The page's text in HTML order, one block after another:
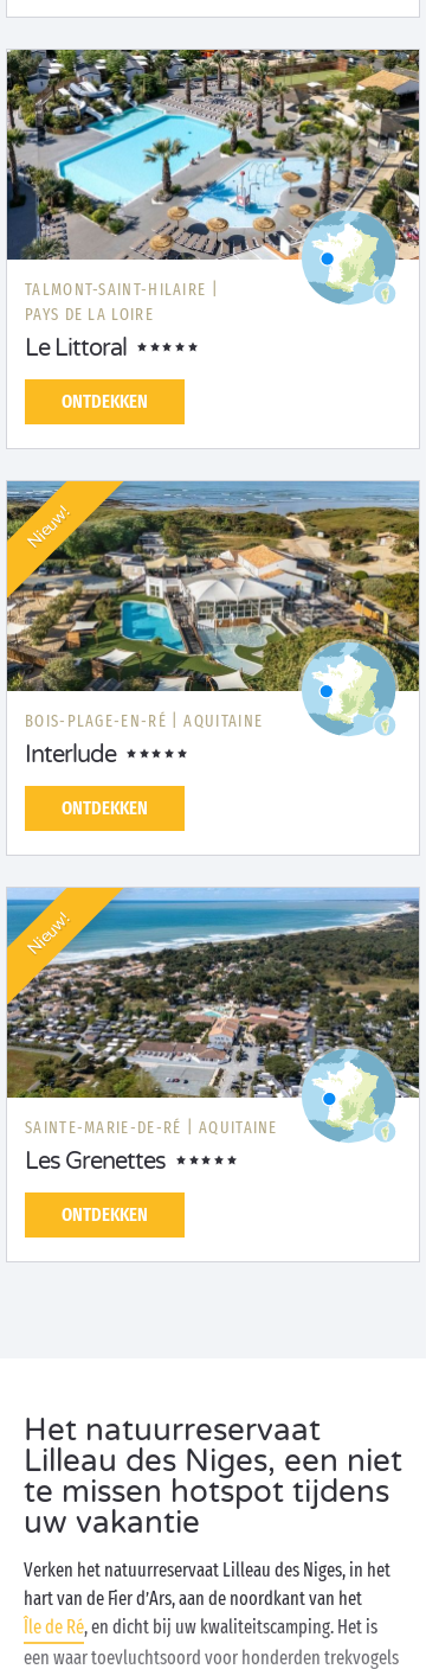
TALMONT-SAINT-HILAIRE |
PAYS DE LA LOIRE
Le Littoral
ONTDEKKEN
Nieuw!
BOIS-PLAGE-EN-RÉ | AQUITAINE
Interlude
ONTDEKKEN
Nieuw!
SAINTE-MARIE-DE-RÉ | AQUITAINE
Les Grenettes
ONTDEKKEN
Het natuurreservaat
Lilleau des Niges, een niet
te missen hotspot tijdens
uw vakantie
Verken het natuurreservaat Lilleau des Niges, in het
hart van de Fier d’Ars, aan de noordkant van het
Île de Ré, en dicht bij uw kwaliteitscamping. Het is
een waar toevluchtsoord voor honderden trekvogels